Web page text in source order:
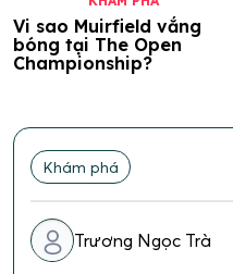
Vi sao Muirfield vắng
bóng tại The Open
Championship?
Khám phá
Trương Ngọc Trà